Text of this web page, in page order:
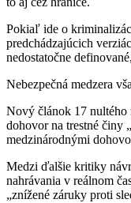
Pokiaľ ide o
predchádzajúcich
nedostatočne
Nebezpečná medzera
Nový článok 17 nultého
dohovor na trestné činy
medzinárodnými
Medzi ďalšie kritiky
nahrávania v reálnom
„znížené záruky proti